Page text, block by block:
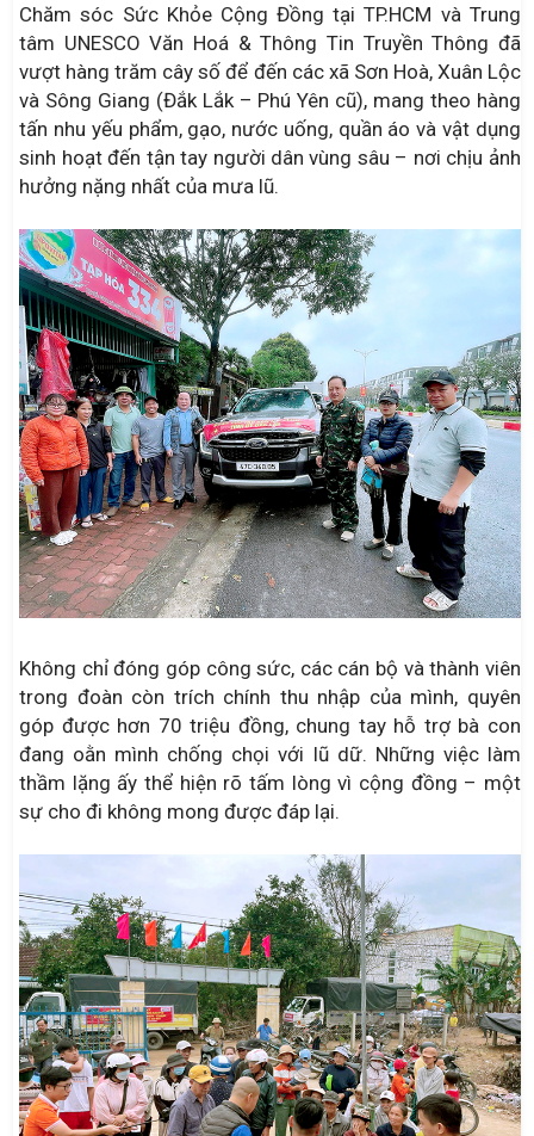
Chăm sóc Sức Khỏe Cộng Đồng tại TP.HCM và Trung
tâm UNESCO Văn Hoá & Thông Tin Truyền Thông đã
vượt hàng trăm cây số để đến các xã Sơn Hoà, Xuân Lộc
và Sông Giang (Đắk Lắk – Phú Yên cũ), mang theo hàng
tấn nhu yếu phẩm, gạo, nước uống, quần áo và vật dụng
sinh hoạt đến tận tay người dân vùng sâu – nơi chịu ảnh
hưởng nặng nhất của mưa lũ.
Không chỉ đóng góp công sức, các cán bộ và thành viên
trong đoàn còn trích chính thu nhập của mình, quyên
góp được hơn 70 triệu đồng, chung tay hỗ trợ bà con
đang oằn mình chống chọi với lũ dữ. Những việc làm
thầm lặng ấy thể hiện rõ tấm lòng vì cộng đồng – một
sự cho đi không mong được đáp lại.